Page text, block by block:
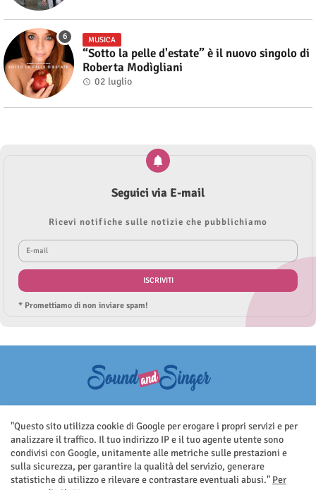
MUSICA
“Sotto la pelle d'estate” è il nuovo singolo di
Roberta Modìgliani
02 luglio
Seguici via E-mail
Ricevi notifiche sulle notizie che pubblichiamo
* Promettiamo di non inviare spam!
aggiornato senza nessuna periodicità. Non può pertanto considerarsi
un prodotto editoriale ai sensi della legge n.62 del 7.03.2001
"Questo sito utilizza cookie di Google per erogare i propri servizi e per
analizzare il traffico. Il tuo indirizzo IP e il tuo agente utente sono
condivisi con Google, unitamente alle metriche sulle prestazioni e
sulla sicurezza, per garantire la qualità del servizio, generare
statistiche di utilizzo e rilevare e contrastare eventuali abusi." Per